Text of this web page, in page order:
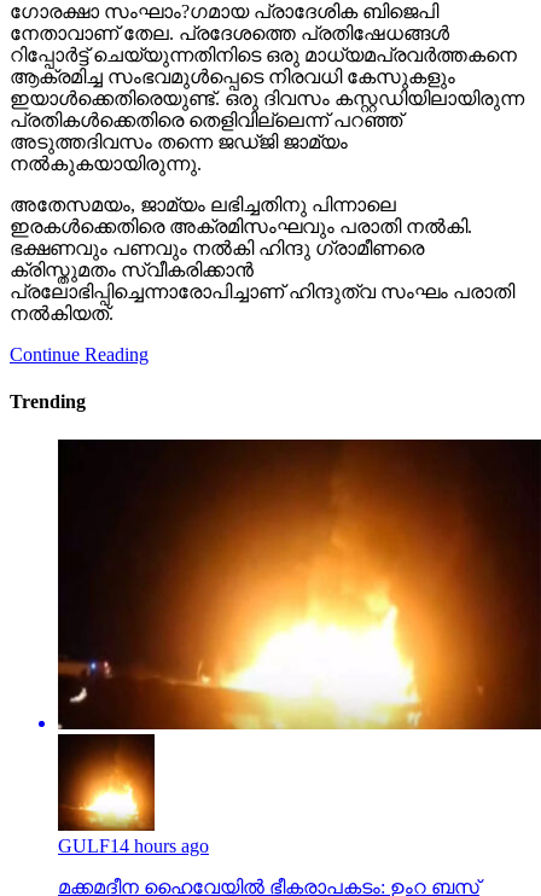
ഗോരക്ഷാ സംഘാം?ഗമായ പ്രാദേശിക ബിജെപി
നേതാവാണ് തേല. പ്രദേശത്തെ പ്രതിഷേധങ്ങള്‍
റിപ്പോര്‍ട്ട് ചെയ്യുന്നതിനിടെ ഒരു മാധ്യമപ്രവര്‍ത്തകനെ
ആക്രമിച്ച സംഭവമുള്‍പ്പെടെ നിരവധി കേസുകളും
ഇയാള്‍ക്കെതിരെയുണ്ട്. ഒരു ദിവസം കസ്റ്റഡിയിലായിരുന്ന
പ്രതികള്‍ക്കെതിരെ തെളിവില്ലെന്ന് പറഞ്ഞ്
അടുത്തദിവസം തന്നെ ജഡ്ജി ജാമ്യം
നല്‍കുകയായിരുന്നു.
അതേസമയം, ജാമ്യം ലഭിച്ചതിനു പിന്നാലെ
ഇരകള്‍ക്കെതിരെ അക്രമിസംഘവും പരാതി നല്‍കി.
ഭക്ഷണവും പണവും നല്‍കി ഹിന്ദു ഗ്രാമീണരെ
ക്രിസ്തുമതം സ്വീകരിക്കാന്‍
പ്രലോഭിപ്പിച്ചെന്നാരോപിച്ചാണ് ഹിന്ദുത്വ സംഘം പരാതി
നല്‍കിയത്.
Continue Reading
Trending
GULF14 hours ago
മക്കമദീന ഹൈവേയില്‍ ഭീകരാപകടം: ഉംറ ബസ്